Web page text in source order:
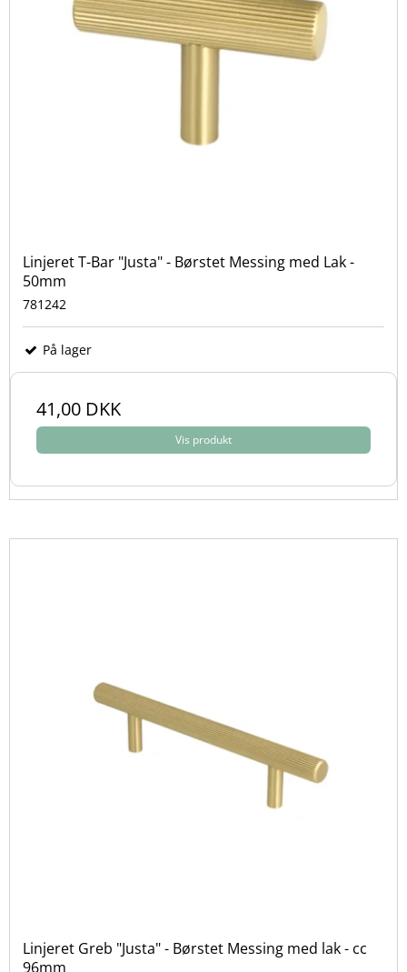
Linjeret T-Bar "Justa" - Børstet Messing med Lak -
50mm
781242
På lager
41,00 DKK
Vis produkt
Linjeret Greb "Justa" - Børstet Messing med lak - cc
96mm